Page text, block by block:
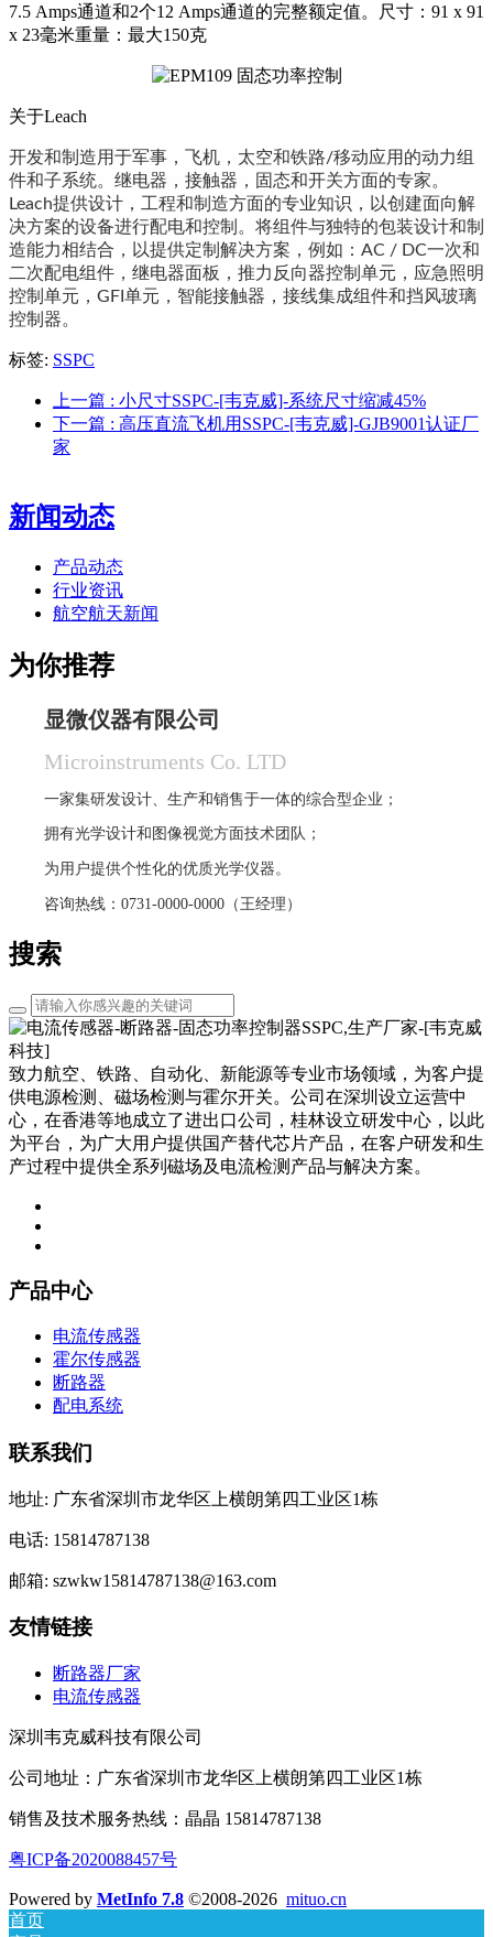
7.5 Amps通道和2个12 Amps通道的完整额定值。尺寸：91 x 91
x 23毫米重量：最大150克
关于Leach
开发和制造用于军事，飞机，太空和铁路/移动应用的动力组
件和子系统。 继电器，接触器，固态和开关方面的专家。
Leach提供设计，工程和制造方面的专业知识，以创建面向解
决方案的设备进行配电和控制。 将组件与独特的包装设计和制
造能力相结合，以提供定制解决方案，例如：AC / DC一次和
二次配电组件，继电器面板，推力反向器控制单元，应急照明
控制单元，GFI单元，智能接触器，接线集成组件和挡风玻璃
控制器。
标签: SSPC
上一篇 : 小尺寸SSPC-[韦克威]-系统尺寸缩减45%
下一篇 : 高压直流飞机用SSPC-[韦克威]-GJB9001认证厂
家
新闻动态
产品动态
行业资讯
航空航天新闻
为你推荐
显微仪器有限公司
Microinstruments Co. LTD
一家集研发设计、生产和销售于一体的综合型企业；
拥有光学设计和图像视觉方面技术团队；
为用户提供个性化的优质光学仪器。
咨询热线：0731-0000-0000（王经理）
搜索
致力航空、铁路、自动化、新能源等专业市场领域，为客户提
供电源检测、磁场检测与霍尔开关。公司在深圳设立运营中
心，在香港等地成立了进出口公司，桂林设立研发中心，以此
为平台，为广大用户提供国产替代芯片产品，在客户研发和生
产过程中提供全系列磁场及电流检测产品与解决方案。
产品中心
电流传感器
霍尔传感器
断路器
配电系统
联系我们
地址: 广东省深圳市龙华区上横朗第四工业区1栋
电话: 15814787138
邮箱: szwkw15814787138@163.com
友情链接
断路器厂家
电流传感器
深圳韦克威科技有限公司
公司地址：广东省深圳市龙华区上横朗第四工业区1栋
销售及技术服务热线：晶晶 15814787138
粤ICP备2020088457号
Powered by MetInfo 7.8 ©2008-2026 mituo.cn
首页